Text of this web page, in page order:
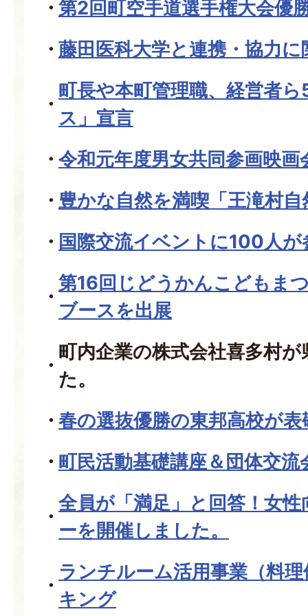
第2回町空手道選手権大会優
藤田医科大学と連携・協力
町長や本町管理職、経営者
ス」宣言
令和元年度男女共同参画映画
豊かな自然を満喫「王滝村
国際交流イベントに100人が
第16回じどうかんこどもま
ブースを出展
町内企業の株式会社喜多村
た。
春の選抜優勝の東邦高校が表
町民活動基礎講座＆団体交流
全員が「満足」と回答！女
ーを開催しました。
ランチルーム活用事業（料
キング